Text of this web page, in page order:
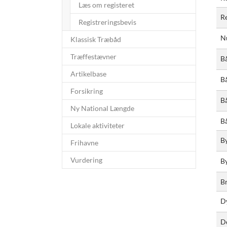
Læs om registeret
Registreringsbevis
Klassisk Træbåd
Træffestævner
Artikelbase
Forsikring
Ny National Længde
Lokale aktiviteter
Frihavne
Vurdering